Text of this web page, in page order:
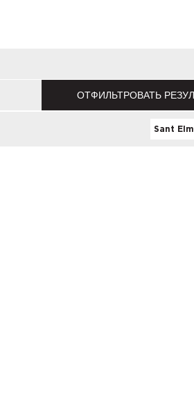
ОТФИЛЬТРОВАТЬ
Sant